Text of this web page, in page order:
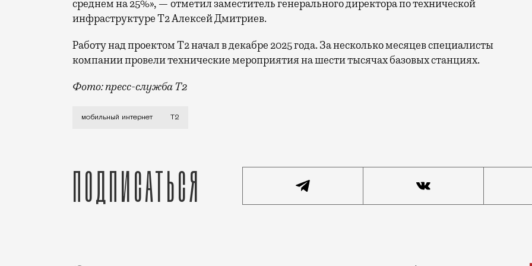
среднем на 25%», — отметил заместитель генерального директора по технической
инфраструктуре Т2 Алексей Дмитриев.
Работу над проектом Т2 начал в декабре 2025 года. За несколько месяцев специалисты
компании провели технические мероприятия на шести тысячах базовых станциях.
Фото: пресс-служба Т2
Мобильный оператор Т2 завершил работы по увеличению скорости интернета в регионах.
мобильный интернет Т2
Подписаться